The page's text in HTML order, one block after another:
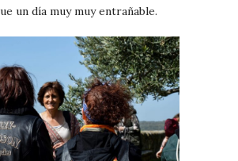
un día muy muy entrañable.